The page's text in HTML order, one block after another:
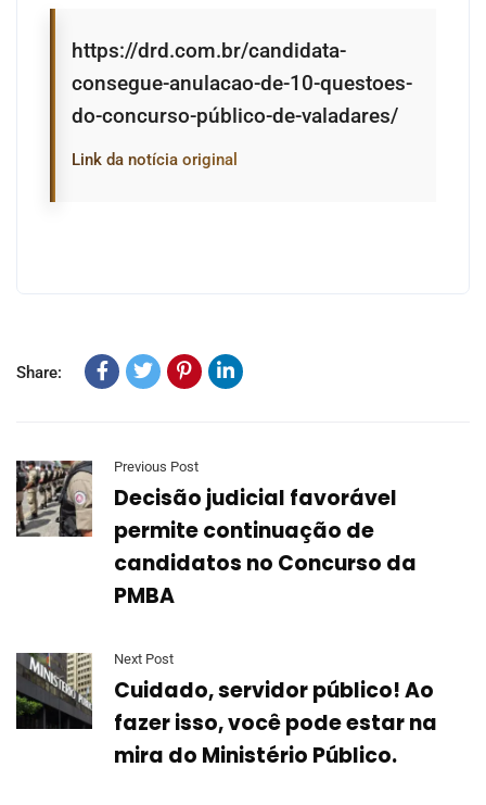
https://drd.com.br/candidata-
consegue-anulacao-de-10-questoes-
do-concurso-público-de-valadares/
Link da notícia original
Share:
Previous Post
Decisão judicial favorável
permite continuação de
candidatos no Concurso da
PMBA
Next Post
Cuidado, servidor público! Ao
fazer isso, você pode estar na
mira do Ministério Público.